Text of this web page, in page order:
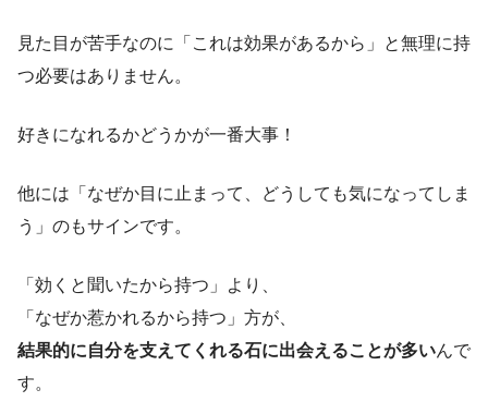
見た目が苦手なのに「これは効果があるから」と無理に持
つ必要はありません。
好きになれるかどうかが一番大事！
他には「なぜか目に止まって、どうしても気になってしま
う」のもサインです。
「効くと聞いたから持つ」より、
「なぜか惹かれるから持つ」方が、
結果的に自分を支えてくれる石に出会えることが多いんで
す。